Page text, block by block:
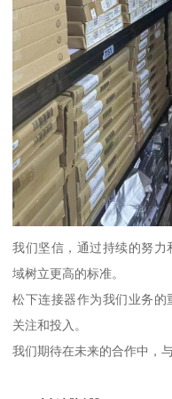
我们坚信，通过持续的努
域树立更高的标准。
松下连接器作为我们业务
关注和投入。
我们期待在未来的合作中，